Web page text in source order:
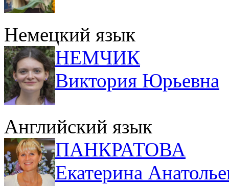
Немецкий язык
НЕМЧИК
Виктория Юрьевна
Английский язык
ПАНКРАТОВА
Екатерина